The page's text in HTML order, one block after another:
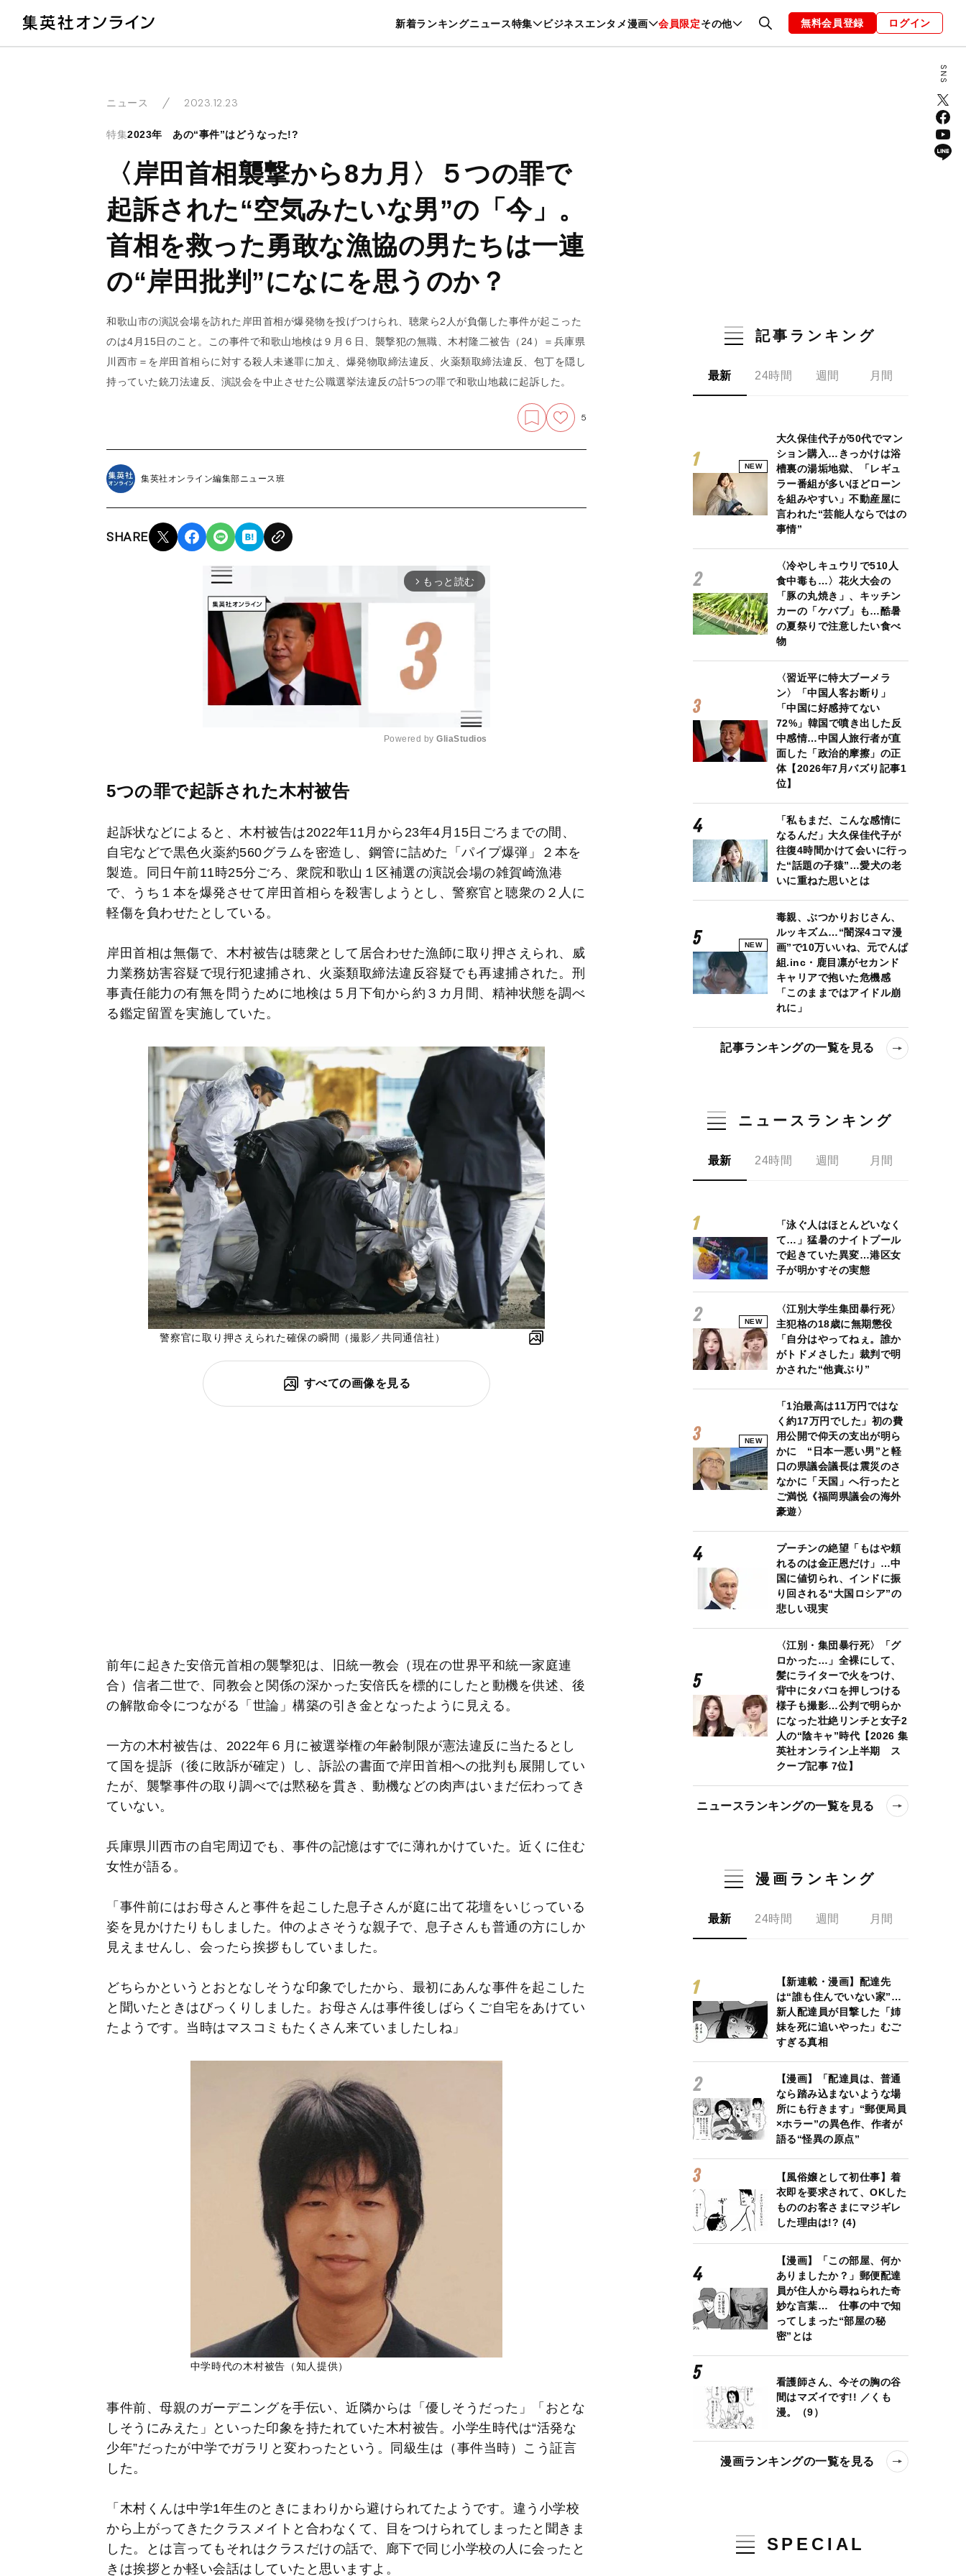
新着ランキングニュース特集 ビジネスエンタメ漫画 会員限定その他
暮らし スポーツ ヘルスケア 美容 グルメ ファッション 恋愛・結婚 編集部 お知らせ
無料会員登録 ログイン
ニュース 2023.12.23
特集2023年 あの“事件”はどうなった!?
〈岸田首相襲撃から8カ月〉５つの罪で
起訴された“空気みたいな男”の「今」。
首相を救った勇敢な漁協の男たちは一連
の“岸田批判”になにを思うのか？
和歌山市の演説会場を訪れた岸田首相が爆発物を投げつけられ、聴衆ら2人が負傷した事件が起こった
のは4月15日のこと。この事件で和歌山地検は９月６日、襲撃犯の無職、木村隆二被告（24）＝兵庫県
川西市＝を岸田首相らに対する殺人未遂罪に加え、爆発物取締法違反、火薬類取締法違反、包丁を隠し
持っていた銃刀法違反、演説会を中止させた公職選挙法違反の計5つの罪で和歌山地裁に起訴した。
5
集英社オンライン編集部ニュース班
SHARE
arrow_forward_ios もっと読む
e
Powered by GliaStudios
5つの罪で起訴された木村被告
起訴状などによると、木村被告は2022年11月から23年4月15日ごろまでの間、
自宅などで黒色火薬約560グラムを密造し、鋼管に詰めた「パイプ爆弾」２本を
製造。同日午前11時25分ごろ、衆院和歌山１区補選の演説会場の雑賀崎漁港
で、うち１本を爆発させて岸田首相らを殺害しようとし、警察官と聴衆の２人に
軽傷を負わせたとしている。
岸田首相は無傷で、木村被告は聴衆として居合わせた漁師に取り押さえられ、威
力業務妨害容疑で現行犯逮捕され、火薬類取締法違反容疑でも再逮捕された。刑
事責任能力の有無を問うために地検は５月下旬から約３カ月間、精神状態を調べ
る鑑定留置を実施していた。
警察官に取り押さえられた確保の瞬間（撮影／共同通信社）
すべての画像を見る
前年に起きた安倍元首相の襲撃犯は、旧統一教会（現在の世界平和統一家庭連
合）信者二世で、同教会と関係の深かった安倍氏を標的にしたと動機を供述、後
の解散命令につながる「世論」構築の引き金となったように見える。
一方の木村被告は、2022年６月に被選挙権の年齢制限が憲法違反に当たるとし
て国を提訴（後に敗訴が確定）し、訴訟の書面で岸田首相への批判も展開してい
たが、襲撃事件の取り調べでは黙秘を貫き、動機などの肉声はいまだ伝わってき
ていない。
兵庫県川西市の自宅周辺でも、事件の記憶はすでに薄れかけていた。近くに住む
女性が語る。
「事件前にはお母さんと事件を起こした息子さんが庭に出て花壇をいじっている
姿を見かけたりもしました。仲のよさそうな親子で、息子さんも普通の方にしか
見えませんし、会ったら挨拶もしていました。
どちらかというとおとなしそうな印象でしたから、最初にあんな事件を起こした
と聞いたときはびっくりしました。お母さんは事件後しばらくご自宅をあけてい
たようです。当時はマスコミもたくさん来ていましたしね」
中学時代の木村被告（知人提供）
事件前、母親のガーデニングを手伝い、近隣からは「優しそうだった」「おとな
しそうにみえた」といった印象を持たれていた木村被告。小学生時代は“活発な
少年”だったが中学でガラリと変わったという。同級生は（事件当時）こう証言
した。
「木村くんは中学1年生のときにまわりから避けられてたようです。違う小学校
から上がってきたクラスメイトと合わなくて、目をつけられてしまったと聞きま
した。とは言ってもそれはクラスだけの話で、廊下で同じ小学校の人に会ったと
きは挨拶とか軽い会話はしていたと思いますよ。
記事ランキング
最新 24時間 週間 月間
NEW
大久保佳代子が50代でマン
ション購入…きっかけは浴
槽裏の湯垢地獄、「レギュ
ラー番組が多いほどローン
を組みやすい」不動産屋に
言われた“芸能人ならではの
事情”
〈冷やしキュウリで510人
食中毒も…〉花火大会の
「豚の丸焼き」、キッチン
カーの「ケバブ」も…酷暑
の夏祭りで注意したい食べ
物
〈習近平に特大ブーメラ
ン〉「中国人客お断り」
「中国に好感持てない
72%」韓国で噴き出した反
中感情…中国人旅行者が直
面した「政治的摩擦」の正
体【2026年7月バズり記事1
位】
「私もまだ、こんな感情に
なるんだ」大久保佳代子が
往復4時間かけて会いに行っ
た“話題の子猿”…愛犬の老
いに重ねた思いとは
NEW
毒親、ぶつかりおじさん、
ルッキズム…“闇深4コマ漫
画”で10万いいね、元でんぱ
組.inc・鹿目凛がセカンド
キャリアで抱いた危機感
「このままではアイドル崩
れに」
記事ランキングの一覧を見る
ニュースランキング
最新 24時間 週間 月間
「泳ぐ人はほとんどいなく
て…」猛暑のナイトプール
で起きていた異変…港区女
子が明かすその実態
NEW
〈江別大学生集団暴行死〉
主犯格の18歳に無期懲役
「自分はやってねぇ。誰か
がトドメさした」裁判で明
かされた“他責ぶり”
NEW
「1泊最高は11万円ではな
く約17万円でした」初の費
用公開で仰天の支出が明ら
かに “日本一悪い男”と軽
口の県議会議長は震災のさ
なかに「天国」へ行ったと
ご満悦《福岡県議会の海外
豪遊〉
プーチンの絶望「もはや頼
れるのは金正恩だけ」…中
国に値切られ、インドに振
り回される“大国ロシア”の
悲しい現実
〈江別・集団暴行死〉「グ
ロかった…」全裸にして、
髪にライターで火をつけ、
背中にタバコを押しつける
様子も撮影…公判で明らか
になった壮絶リンチと女子2
人の“陰キャ”時代【2026 集
英社オンライン上半期 ス
クープ記事 7位】
ニュースランキングの一覧を見る
漫画ランキング
最新 24時間 週間 月間
【新連載・漫画】配達先
は“誰も住んでいない家”…
新人配達員が目撃した「姉
妹を死に追いやった」むご
すぎる真相
【漫画】「配達員は、普通
なら踏み込まないような場
所にも行きます」“郵便局員
×ホラー”の異色作、作者が
語る“怪異の原点”
【風俗嬢として初仕事】着
衣即を要求されて、OKした
もののお客さまにマジギレ
した理由は!? (4)
【漫画】「この部屋、何か
ありましたか？」郵便配達
員が住人から尋ねられた奇
妙な言葉… 仕事の中で知
ってしまった“部屋の秘
密”とは
看護師さん、今その胸の谷
間はマズイです!! ／くも
漫。（9）
漫画ランキングの一覧を見る
SPECIAL